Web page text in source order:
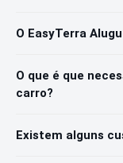
O EasyTerra
O que é que
carro?
Existem alguns